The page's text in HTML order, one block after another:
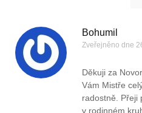
Bohumil
Zveřejněno dne
Děkuji za
Vám Mistře
radostně. Přeji
v rodinném